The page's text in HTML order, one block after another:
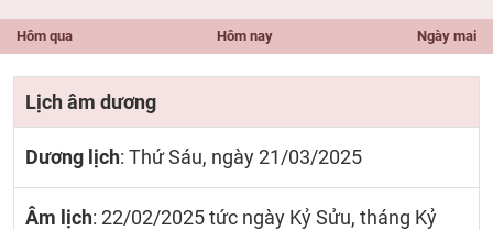
Hôm qua Hôm nay Ngày mai
Lịch âm dương
Dương lịch: Thứ Sáu, ngày 21/03/2025
Âm lịch: 22/02/2025 tức ngày Kỷ Sửu, tháng Kỷ